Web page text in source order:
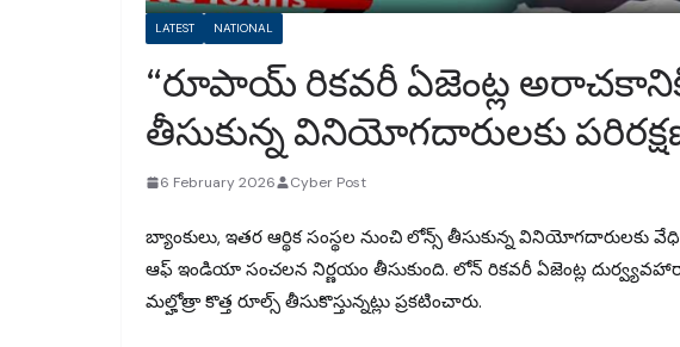
LATEST NATIONAL
“రూపాయ్ రికవరీ ఏజెంట్ల
తీసుకున్న వినియోగదారులకు
6 February 2026 Cyber Post
బ్యాంకులు, ఇతర ఆర్థిక సంస్థల నుంచి లోన్స్ తీసుకున్న వినియోగదారులకు
ఆఫ్ ఇండియా సంచలన నిర్ణయం తీసుకుంది. లోన్ రికవరీ ఏజెంట్ల
మల్హోత్రా కొత్త రూల్స్ తీసుకొస్తున్నట్లు ప్రకటించారు.